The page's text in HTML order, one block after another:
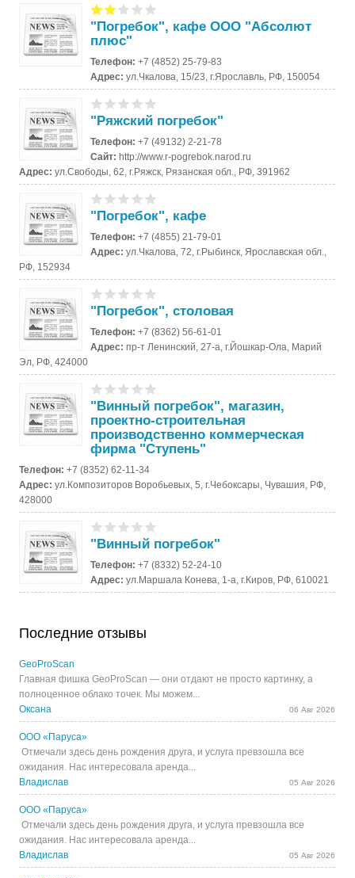
"Погребок", кафе ООО "Абсолют
плюс"
Телефон:+7 (4852) 25-79-83
Адрес:ул.Чкалова, 15/23, г.Ярославль, РФ, 150054
"Ряжский погребок"
Телефон:+7 (49132) 2-21-78
Сайт:http://www.r-pogrebok.narod.ru
Адрес:ул.Свободы, 62, г.Ряжск, Рязанская обл., РФ, 391962
"Погребок", кафе
Телефон:+7 (4855) 21-79-01
Адрес:ул.Чкалова, 72, г.Рыбинск, Ярославская обл.,
РФ, 152934
"Погребок", столовая
Телефон:+7 (8362) 56-61-01
Адрес:пр-т Ленинский, 27-а, г.Йошкар-Ола, Марий
Эл, РФ, 424000
"Винный погребок", магазин,
проектно-строительная
производственно коммерческая
фирма "Ступень"
Телефон:+7 (8352) 62-11-34
Адрес:ул.Композиторов Воробьевых, 5, г.Чебоксары, Чувашия, РФ,
428000
"Винный погребок"
Телефон:+7 (8332) 52-24-10
Адрес:ул.Маршала Конева, 1-а, г.Киров, РФ, 610021
Последние отзывы
GeoProScan
Главная фишка GeoProScan — они отдают не просто картинку, а
полноценное облако точек. Мы можем...
Оксана
06 Авг 2026
ООО «Паруса»
Отмечали здесь день рождения друга, и услуга превзошла все
ожидания. Нас интересовала аренда...
Владислав
05 Авг 2026
ООО «Паруса»
Отмечали здесь день рождения друга, и услуга превзошла все
ожидания. Нас интересовала аренда...
Владислав
05 Авг 2026